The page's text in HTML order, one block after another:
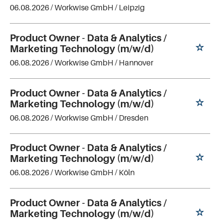
06.08.2026 /Workwise GmbH / Leipzig
Product Owner - Data & Analytics /
Marketing Technology (m/w/d)
06.08.2026 /Workwise GmbH / Hannover
Product Owner - Data & Analytics /
Marketing Technology (m/w/d)
06.08.2026 /Workwise GmbH / Dresden
Product Owner - Data & Analytics /
Marketing Technology (m/w/d)
06.08.2026 /Workwise GmbH / Köln
Product Owner - Data & Analytics /
Marketing Technology (m/w/d)